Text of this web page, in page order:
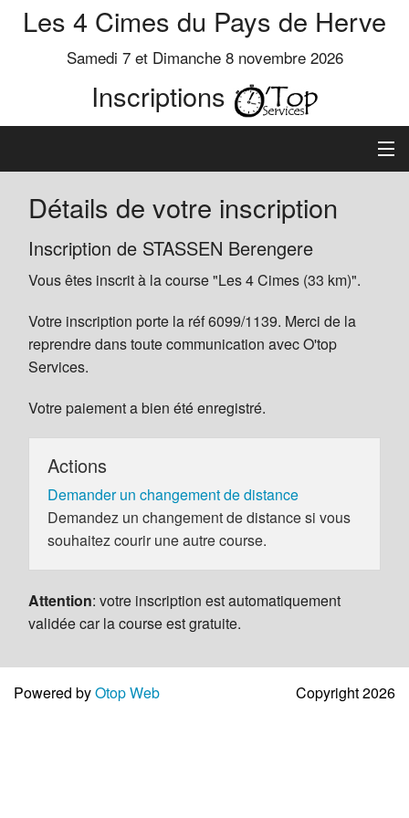
Les 4 Cimes du Pays de Herve
Samedi 7 et Dimanche 8 novembre 2026
Inscriptions
Inscription
Préinscrits
Informations
Détails de votre inscription
Inscription de STASSEN Berengere
Vous êtes inscrit à la course "Les 4 Cimes (33 km)".
Votre inscription porte la réf 6099/1139. Merci de la
reprendre dans toute communication avec O'top
Services.
Votre paiement a bien été enregistré.
Actions
Demander un changement de distance
Demandez un changement de distance si vous
souhaitez courir une autre course.
Attention: votre inscription est automatiquement
validée car la course est gratuite.
Powered byOtop Web Copyright 2026